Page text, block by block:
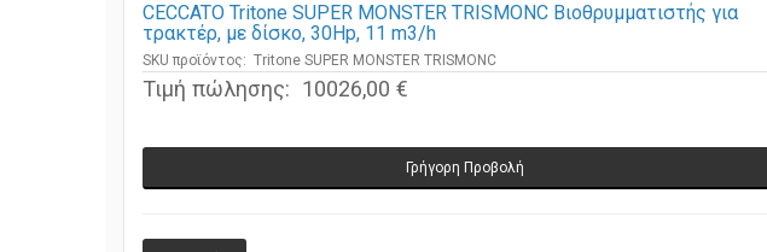
CECCATO Tritone SUPER MONSTER TRISMONC Βιοθρυμματιστής για
τρακτέρ, με δίσκο, 30Hp, 11 m3/h
SKU προϊόντος: Tritone SUPER MONSTER TRISMONC
Τιμή πώλησης: 10026,00 €
Γρήγορη Προβολή